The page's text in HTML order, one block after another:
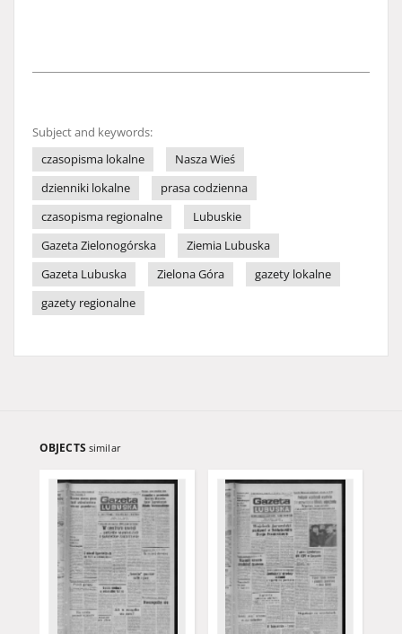
Subject and keywords:
czasopisma lokalne
Nasza Wieś
dzienniki lokalne
prasa codzienna
czasopisma regionalne
Lubuskie
Gazeta Zielonogórska
Ziemia Lubuska
Gazeta Lubuska
Zielona Góra
gazety lokalne
gazety regionalne
OBJECTS similar